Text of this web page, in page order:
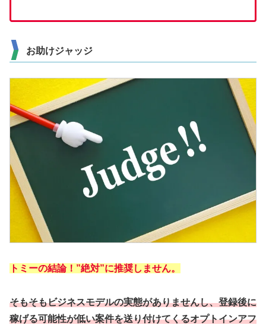
お助けジャッジ
トミーの結論！”絶対”に推奨しません。
そもそもビジネスモデルの実態がありませんし、登録後に
稼げる可能性が低い案件を送り付けてくるオプトインアフ